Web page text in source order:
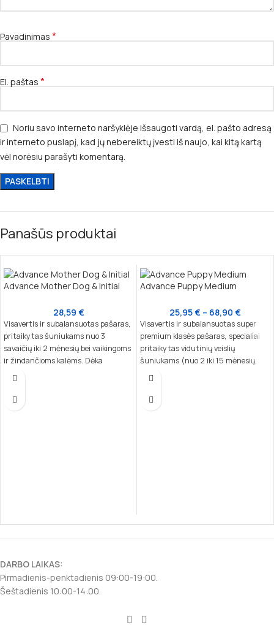
Pavadinimas *
El. paštas *
Noriu savo interneto naršyklėje išsaugoti vardą, el. pašto adresą
ir interneto puslapį, kad jų nebereiktų įvesti iš naujo, kai kitą kartą
vėl norėsiu parašyti komentarą.
Panašūs produktai
Advance Mother Dog & Initial
28,59 €
Visavertis ir subalansuotas pašaras,
pritaikytas šuniukams nuo 3
savaičių iki 2 mėnesių bei vaikingoms
ir žindančioms kalėms. Dėka
nukleotidų, kurie yra artimi motinos
stiprinti šuniuko imuninę sistemą ir
Advance Puppy Medium
25,95€ – 68,90 €
Visavertis ir subalansuotas super
premium klasės pašaras, specialiai
pritaikytas vidutinių veislių
šuniukams (nuo 2 iki 15 mėnesių,
10–30 kg suaugusio svorio) ir
užtikrina tinkamą kaulų, imuninės ir
DARBO LAIKAS:
Pirmadienis-penktadienis 09:00-19:00.
Šeštadienis 10:00-14:00.